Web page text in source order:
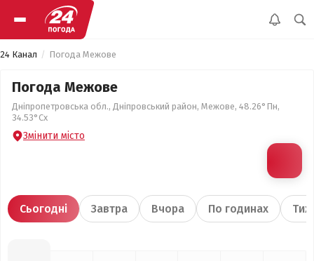
24 Канал Погода Межове
Погода Межове
Дніпропетровська обл., Дніпровський район, Межове, 48.26°Пн,
34.53°Сх
Змінити місто
Сьогодні Завтра Вчора По годинах